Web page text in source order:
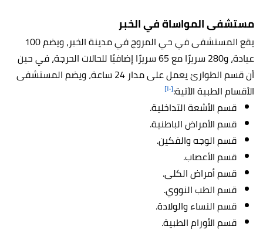
مستشفى المواساة في الخبر
يقع المستشفى في حي المروج في مدينة الخبر، ويضم 100
عيادة، و280 سريرًا مع 65 سريرًا إضافيًا للحالات الحرجة، في حين
أن قسم الطوارئ يعمل على مدار 24 ساعة، ويضم المستشفى
الأقسام الطبية الآتية:[١٠]
قسم الأشعة التداخلية.
قسم الأمراض الباطنية.
قسم الوجه والفكين.
قسم الأعصاب.
قسم أمراض الكلى.
قسم الطب النووي.
قسم النساء والولادة.
قسم الأورام الطبية.